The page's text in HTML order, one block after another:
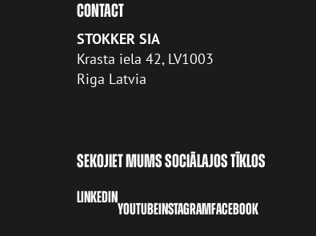
CONTACT
STOKKER SIA
Krasta iela 42, LV1003
Riga Latvia
SEKOJIET MUMS SOCIĀLAJOS TĪKLOS
LINKEDIN
YOUTUBEINSTAGRAMFACEBOOK